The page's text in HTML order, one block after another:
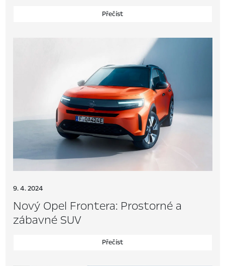
Přečíst
9. 4. 2024
Nový Opel Frontera: Prostorné a
zábavné SUV
Přečíst